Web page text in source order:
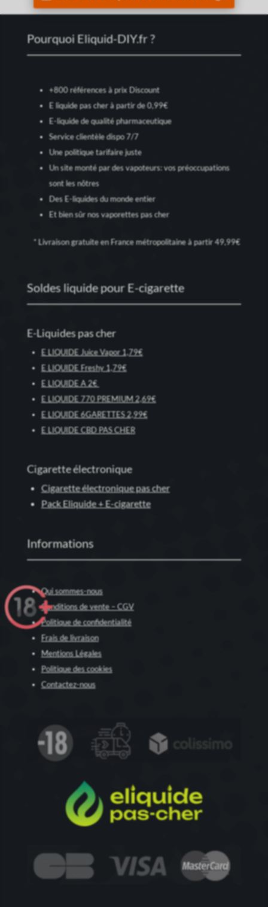
Pourquoi Eliquid-DIY.fr ?
+800 références à prix Discount
E liquide pas cher à partir de 0,99€
E-liquide de qualité pharmaceutique
Service clientèle dispo 7/7
Une politique tarifaire juste
Un site monté par des vapoteurs: vos préoccupations
sont les nôtres
Des E-liquides du monde entier
Et bien sûr nosvaporettes pas cher
* Livraison gratuite en France métropolitaine à partir 49,99€
Soldes liquide pour E-cigarette
E-Liquides pas cher
E LIQUIDE Juice Vapor 1,79€
E LIQUIDE Freshy 1,79€
E LIQUIDE A 2€
E LIQUIDE 770 PREMIUM 2,69€
E LIQUIDE 6GARETTES 2,99€
E LIQUIDE CBD PAS CHER
Cigarette électronique
Cigarette électronique pas cher
Pack Eliquide + E-cigarette
Informations
Qui sommes-nous
Conditions de vente – CGV
Politique de confidentialité
Frais de livraison
Mentions Légales
Politique des cookies
Contactez-nous